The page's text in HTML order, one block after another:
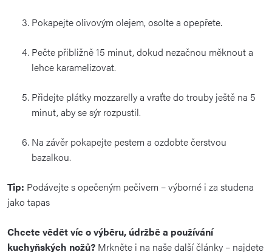
Pokapejteolivovýmolejem,osoltea opepřete.
Pečte přibližně15 minut,dokud nezačnou měknouta
lehce karamelizovat.
Přidejte plátky mozzarellya vraťtedo trouby ještě na 5
minut,abysesýr rozpustil.
Na závěr pokapejte pestema ozdobtečerstvou
bazalkou.
Tip: Podávejtesopečeným pečivem –výborné i za studena
jako tapas
Chcete vědět víc o výběru, údržbě a používání
kuchyňských nožů? Mrkněte i na naše další články – najdete